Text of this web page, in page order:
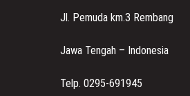
Jl. Pemuda km.3 Rembang
Jawa Tengah – Indonesia
Telp. 0295-691945